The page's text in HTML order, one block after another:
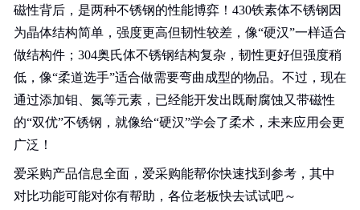
磁性背后，是两种不锈钢的性能博弈！430铁素体不锈钢因
为晶体结构简单，强度更高但韧性较差，像“硬汉”一样适合
做结构件；304奥氏体不锈钢结构复杂，韧性更好但强度稍
低，像“柔道选手”适合做需要弯曲成型的物品。不过，现在
通过添加钼、氮等元素，已经能开发出既耐腐蚀又带磁性
的“双优”不锈钢，就像给“硬汉”学会了柔术，未来应用会更
广泛！
爱采购产品信息全面，爱采购能帮你快速找到参考，其中
对比功能可能对你有帮助，各位老板快去试试吧～